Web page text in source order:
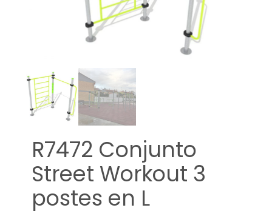
R7472 Conjunto
Street Workout 3
postes en L